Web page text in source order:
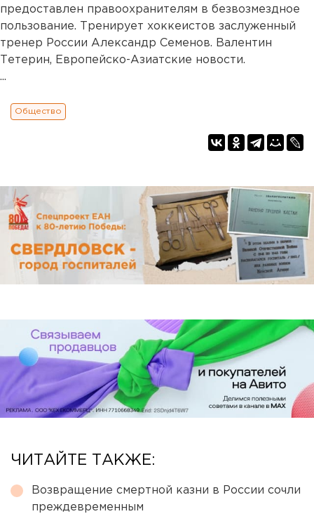
предоставлен правоохранителям в безвозмездное
пользование. Тренирует хоккеистов заслуженный
тренер России Александр Семенов. Валентин
Тетерин, Европейско-Азиатские новости.
...
Общество
ЧИТАЙТЕ ТАКЖЕ:
Возвращение смертной казни в России сочли
преждевременным